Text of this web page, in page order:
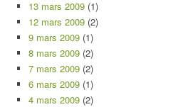
13 mars 2009 (1)
12 mars 2009 (2)
9 mars 2009 (1)
8 mars 2009 (2)
7 mars 2009 (2)
6 mars 2009 (1)
4 mars 2009 (2)